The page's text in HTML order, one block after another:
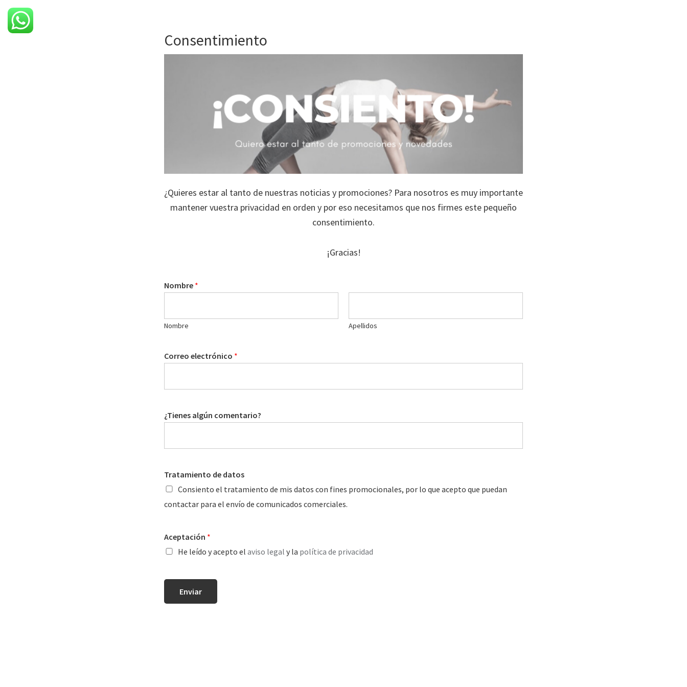
Consentimiento
¿Quieres estar al tanto de nuestras noticias y promociones? Para nosotros es muy importante
mantener vuestra privacidad en orden y por eso necesitamos que nos firmes este pequeño
consentimiento.
¡Gracias!
Nombre *
Nombre Apellidos
Correo electrónico *
¿Tienes algún comentario?
Tratamiento de datos
Consiento el tratamiento de mis datos con fines promocionales, por lo que acepto que puedan
contactar para el envío de comunicados comerciales.
Aceptación *
He leído y acepto el aviso legal y la política de privacidad
Enviar